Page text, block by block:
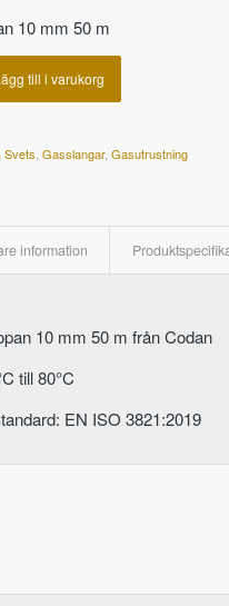
10 mm 50 m
till i varukorg
Svets ,Gasslangar,Gasutrustning
information
10 mm 50 m från Codan
till 80°C
EN ISO 3821:2019